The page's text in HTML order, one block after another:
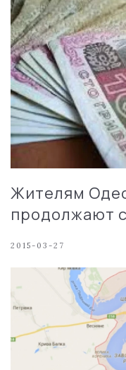
Жителям
продолжают
2015-03-27